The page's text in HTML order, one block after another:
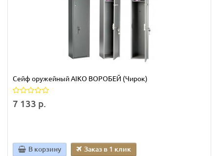
Сейф оружейный AIKO ВОРОБЕЙ (Чирок)
7 133 р.
В корзину Заказ в 1 клик